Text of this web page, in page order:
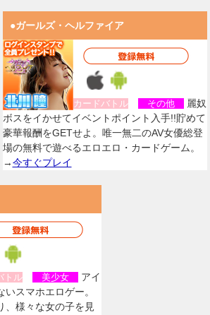
●ガールズ・ヘルファイア
カードバトル その他
麗奴
ボスをイかせてイベントポイント入手!!貯めて
豪華報酬をGETせよ。唯一無二のAV女優総登
場の無料で遊べるエロエロ・カードゲーム。
→今すぐプレイ
トル 美少女
アイ
いスマホエロゲー。
、様々な女の子を見